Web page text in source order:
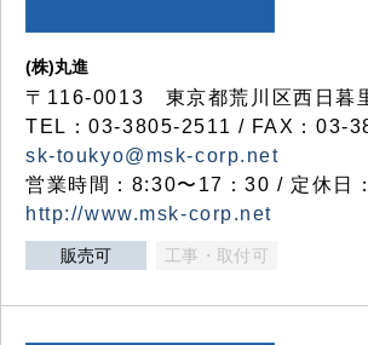
(株)丸進
〒116-0013 東京都荒川区西日暮
TEL：03-3805-2511 / FAX：03-
sk-toukyo@msk-corp.net
営業時間：8:30〜17：30 / 定休日
http://www.msk-corp.net
販売可 工事・取付可